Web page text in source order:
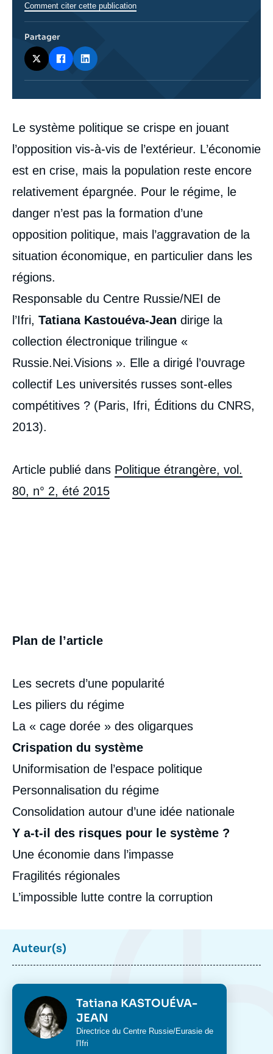
Corps
analyses
Le système politique se crispe en jouant
l’opposition vis-à-vis de l’extérieur. L’économie
est en crise, mais la population reste encore
relativement épargnée. Pour le régime, le
danger n’est pas la formation d’une
opposition politique, mais l’aggravation de la
situation économique, en particulier dans les
régions.
Responsable du Centre Russie/NEI de
l’Ifri, Tatiana Kastouéva-Jean dirige la
collection électronique trilingue «
Russie.Nei.Visions ». Elle a dirigé l’ouvrage
collectif Les universités russes sont-elles
compétitives ? (Paris, Ifri, Éditions du CNRS,
2013).
Article publié dans Politique étrangère, vol.
80, n° 2, été 2015
Plan de l’article
Les secrets d’une popularité
Les piliers du régime
La « cage dorée » des oligarques
Crispation du système
Uniformisation de l’espace politique
Personnalisation du régime
Consolidation autour d’une idée nationale
Y a-t-il des risques pour le système ?
Une économie dans l’impasse
Fragilités régionales
L’impossible lutte contre la corruption
Comment citer cette publication
Partager
Auteur(s)
Photo
Tatiana KASTOUÉVA-
JEAN
Intitulé
du
Directrice du Centre Russie/Eurasie de
l'Ifri